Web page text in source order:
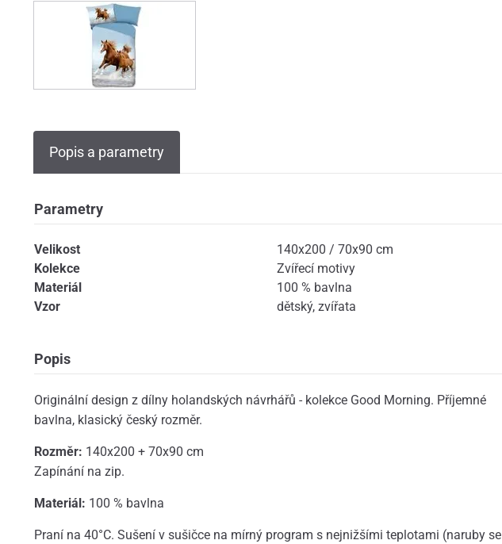
Popis a parametry
Parametry
Velikost
140x200 / 70x90 cm
Kolekce
Zvířecí motivy
Materiál
100 % bavlna
Vzor
dětský, zvířata
Popis
Originální design z dílny holandských návrhářů - kolekce Good Morning. Příjemné
bavlna, klasický český rozměr.
Rozměr: 140x200 + 70x90 cm
Zapínání na zip.
Materiál: 100 % bavlna
Praní na 40°C. Sušení v sušičce na mírný program s nejnižšími teplotami (naruby se